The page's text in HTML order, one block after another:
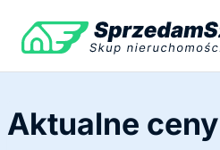
treści
Aktualne